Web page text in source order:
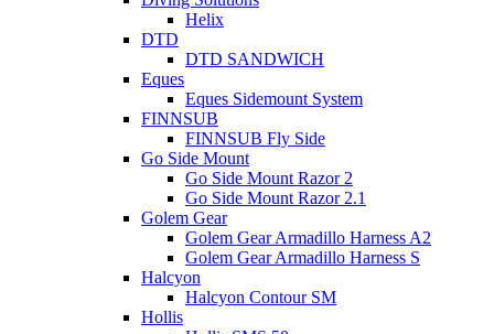
Helix
DTD
DTD SANDWICH
Eques
Eques Sidemount System
FINNSUB
FINNSUB Fly Side
Go Side Mount
Go Side Mount Razor 2
Go Side Mount Razor 2.1
Golem Gear
Golem Gear Armadillo Harness A2
Golem Gear Armadillo Harness S
Halcyon
Halcyon Contour SM
Hollis